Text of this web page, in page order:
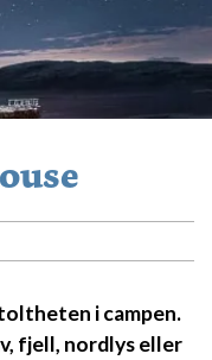
i campen.
fjell, nordlys eller